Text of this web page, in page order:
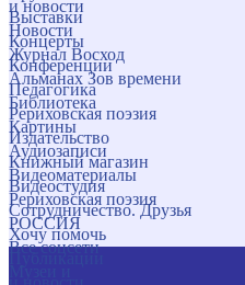
и новости
Новости
Журнал Восход
Альманах Зов времени
Библиотека
Картины
Аудиозаписи
Видеоматериалы
Рериховская поэзия
РОССИЯ
Все соцсети
Выставки
Концерты
Конференции
Педагогика
Рериховская поэзия
Издательство
Книжный магазин
Видеостудия
Сотрудничество. Друзья
Хочу помочь